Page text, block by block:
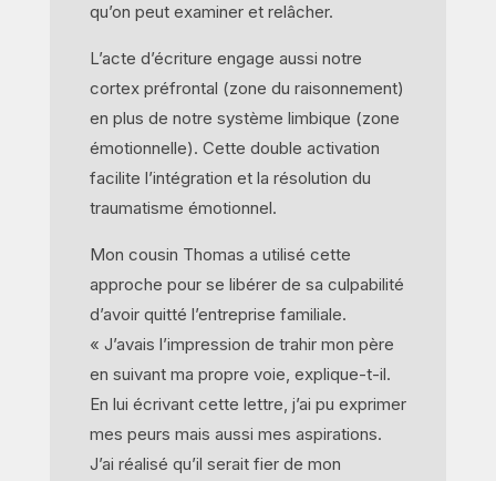
qu’on peut examiner et relâcher.
L’acte d’écriture engage aussi notre
cortex préfrontal (zone du raisonnement)
en plus de notre système limbique (zone
émotionnelle). Cette double activation
facilite l’intégration et la résolution du
traumatisme émotionnel.
Mon cousin Thomas a utilisé cette
approche pour se libérer de sa culpabilité
d’avoir quitté l’entreprise familiale.
« J’avais l’impression de trahir mon père
en suivant ma propre voie, explique-t-il.
En lui écrivant cette lettre, j’ai pu exprimer
mes peurs mais aussi mes aspirations.
J’ai réalisé qu’il serait fier de mon